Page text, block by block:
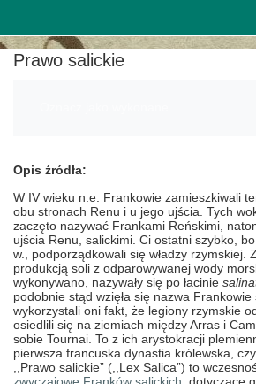
Prawo salickie
Opis źródła:
W IV wieku n.e. Frankowie zamieszkiwali
obu stronach Renu i u jego ujścia. Tych
zaczęto nazywać Frankami Reńskimi,
ujścia Renu, salickimi. Ci ostatni szybko,
w., podporządkowali się władzy rzymskiej.
produkcją soli z odparowywanej wody
wykonywano, nazywały się po łacinie
podobnie stąd wzięła się nazwa Frankowie
wykorzystali oni fakt, że legiony rzymskie
osiedlili się na ziemiach między Arras i
sobie Tournai. To z ich arystokracji
pierwsza francuska dynastia królewska,
,,Prawo salickie” (,,Lex Salica”) to